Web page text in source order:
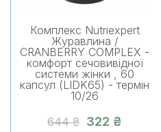
Комплекс Nutriexpert
Журавлина /
CRANBERRY COMPLEX -
комфорт сечовивідної
системи жінки , 60
капсул (LIDK65) - термін
10/26
644 ₴ 322 ₴